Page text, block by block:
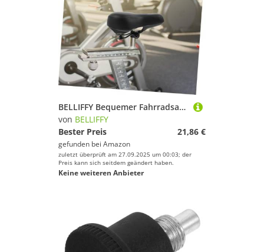
BELLIFFY Bequemer Fahrradsattel für Heimtrainer mit Atmungsaktivem Hohldesign Weichem Pu Material und Hoher Elastizität Ergonomisches Sitzkissen für Damen und Herren Komfortabler Ersatz
von BELLIFFY
Bester Preis
21,86 €
gefunden bei Amazon
zuletzt überprüft am 27.09.2025 um 00:03; der
Preis kann sich seitdem geändert haben.
Keine weiteren Anbieter